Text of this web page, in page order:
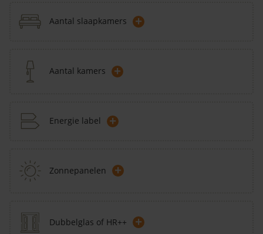
Aantal slaapkamers +
Aantal kamers +
Energie label +
Zonnepanelen +
Dubbelglas of HR++ +